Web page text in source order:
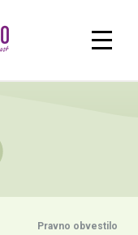
Pravno obvestilo